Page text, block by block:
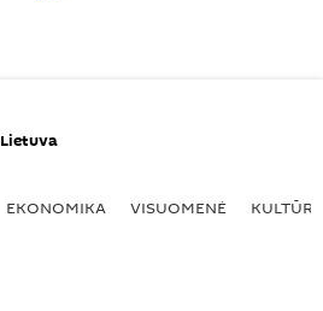
Lietuva
EKONOMIKA VISUOMENĖ KULTŪRA